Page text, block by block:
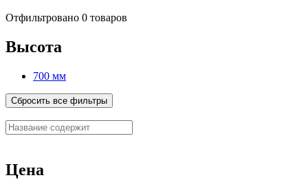
Отфильтровано 0 товаров
Высота
700 мм
Сбросить все фильтры
Цена